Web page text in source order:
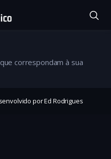
correspondam à sua
por Ed Rodrigues